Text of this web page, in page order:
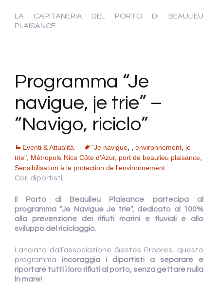
LA CAPITANERIA DEL PORTO DI BEAULIEU
PLAISANCE
Programma “Je
navigue, je trie” –
“Navigo, riciclo”
Eventi & Attualità "Je navigue environnement je
trie" Métropole Nice Côte d'Azur, port de beaulieu plaisance
Sensibilisation à la protection de l'environnement
Cari diportisti,
Il Porto di Beaulieu Plaisance partecipa al
programma “Je Navigue Je trie”, dedicato al 100%
alla prevenzione dei rifiuti marini e fluviali e allo
sviluppo del riciclaggio.
Lanciato dall’associazione Gestes Propres, questo
programma incoraggia i diportisti a separare e
riportare tutti i loro rifiuti al porto, senza gettare nulla
in mare!